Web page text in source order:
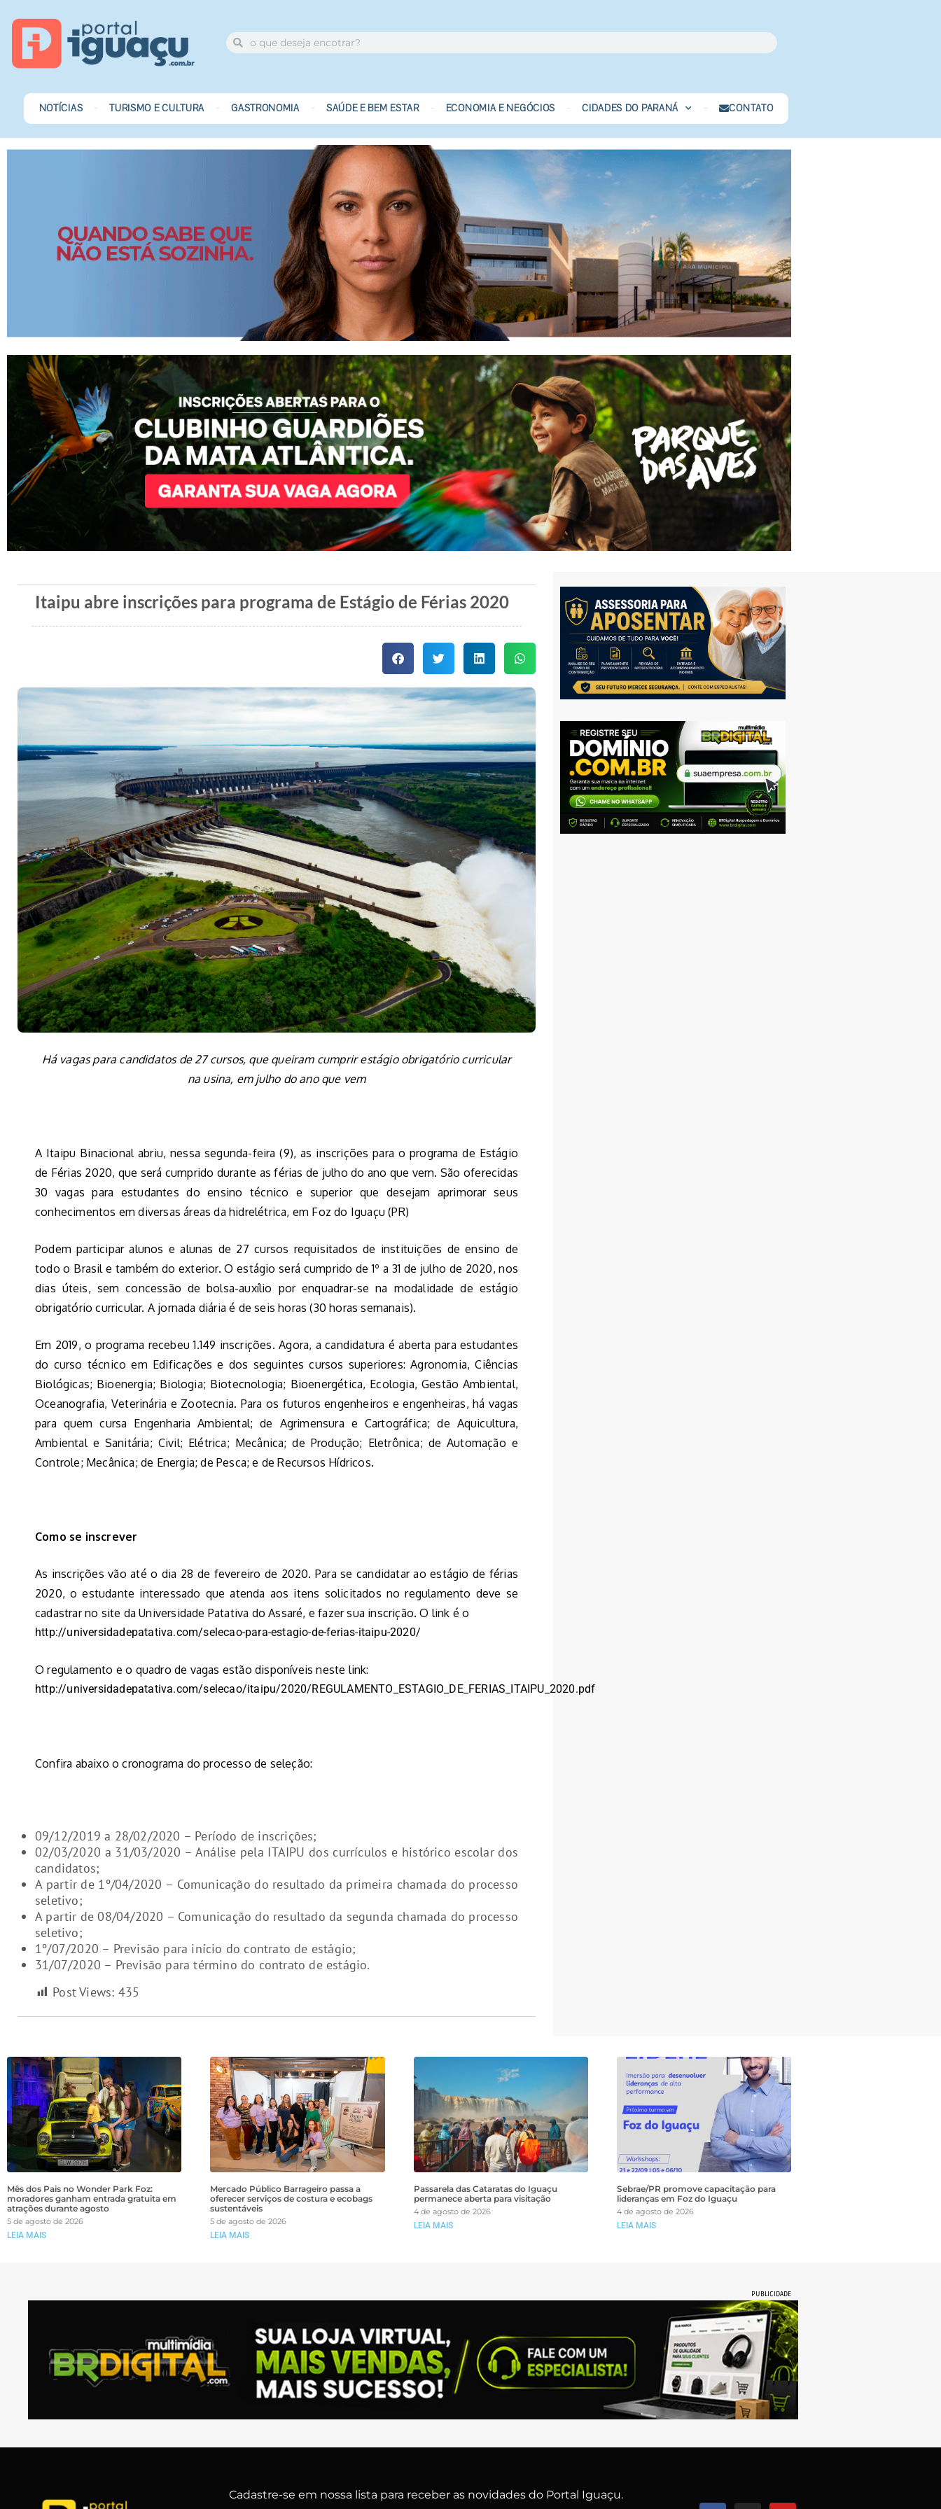
NOTÍCIAS TURISMO E CULTURA GASTRONOMIA SAÚDE E BEM ESTAR ECONOMIA E NEGÓCIOS CIDADES DO PARANÁ CONTATO
Itaipu abre inscrições para programa de Estágio de Férias 2020
Há vagas para candidatos de 27 cursos, que queiram cumprir estágio obrigatório curricular
na usina, em julho do ano que vem
A Itaipu Binacional abriu, nessa segunda-feira (9), as inscrições para o programa de Estágio
de Férias 2020, que será cumprido durante as férias de julho do ano que vem. São oferecidas
30 vagas para estudantes do ensino técnico e superior que desejam aprimorar seus
conhecimentos em diversas áreas da hidrelétrica, em Foz do Iguaçu (PR)
Podem participar alunos e alunas de 27 cursos requisitados de instituições de ensino de
todo o Brasil e também do exterior. O estágio será cumprido de 1º a 31 de julho de 2020, nos
dias úteis, sem concessão de bolsa-auxílio por enquadrar-se na modalidade de estágio
obrigatório curricular. A jornada diária é de seis horas (30 horas semanais).
Em 2019, o programa recebeu 1.149 inscrições. Agora, a candidatura é aberta para estudantes
do curso técnico em Edificações e dos seguintes cursos superiores: Agronomia, Ciências
Biológicas; Bioenergia; Biologia; Biotecnologia; Bioenergética, Ecologia, Gestão Ambiental,
Oceanografia, Veterinária e Zootecnia. Para os futuros engenheiros e engenheiras, há vagas
para quem cursa Engenharia Ambiental; de Agrimensura e Cartográfica; de Aquicultura,
Ambiental e Sanitária; Civil; Elétrica; Mecânica; de Produção; Eletrônica; de Automação e
Controle; Mecânica; de Energia; de Pesca; e de Recursos Hídricos.
Como se inscrever
As inscrições vão até o dia 28 de fevereiro de 2020. Para se candidatar ao estágio de férias
2020, o estudante interessado que atenda aos itens solicitados no regulamento deve se
cadastrar no site da Universidade Patativa do Assaré, e fazer sua inscrição. O link é o
http://universidadepatativa.com/selecao-para-estagio-de-ferias-itaipu-2020/
O regulamento e o quadro de vagas estão disponíveis neste link:
http://universidadepatativa.com/selecao/itaipu/2020/REGULAMENTO_ESTAGIO_DE_FERIAS_ITAIPU_2020.pdf
Confira abaixo o cronograma do processo de seleção:
09/12/2019 a 28/02/2020 – Período de inscrições;
02/03/2020 a 31/03/2020 – Análise pela ITAIPU dos currículos e histórico escolar dos
candidatos;
A partir de 1º/04/2020 – Comunicação do resultado da primeira chamada do processo
seletivo;
A partir de 08/04/2020 – Comunicação do resultado da segunda chamada do processo
seletivo;
1º/07/2020 – Previsão para início do contrato de estágio;
31/07/2020 – Previsão para término do contrato de estágio.
Post Views: 435
Mês dos Pais no Wonder Park Foz:
moradores ganham entrada gratuita em
atrações durante agosto
5 de agosto de 2026
LEIA MAIS
Mercado Público Barrageiro passa a
oferecer serviços de costura e ecobags
sustentáveis
5 de agosto de 2026
LEIA MAIS
Passarela das Cataratas do Iguaçu
permanece aberta para visitação
4 de agosto de 2026
LEIA MAIS
Sebrae/PR promove capacitação para
lideranças em Foz do Iguaçu
4 de agosto de 2026
LEIA MAIS
PUBLICIDADE
Cadastre-se em nossa lista para receber as novidades do Portal Iguaçu.